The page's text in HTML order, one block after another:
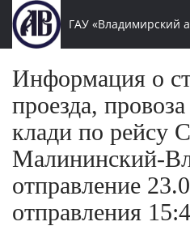
ГАУ «Владимирский
Информация о
проезда,
клади по рейсу
Малининский-
отправление
отправления